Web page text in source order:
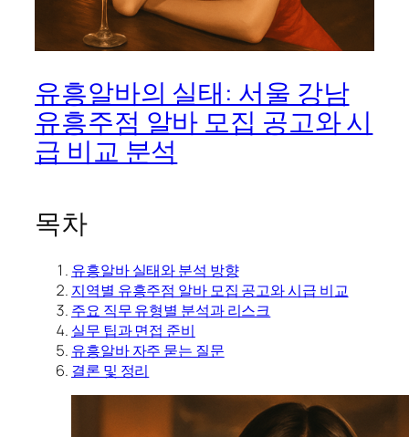
유흥알바의 실태: 서울 강남
유흥주점 알바 모집 공고와 시
급 비교 분석
목차
유흥알바 실태와 분석 방향
지역별 유흥주점 알바 모집 공고와 시급 비교
주요 직무 유형별 분석과 리스크
실무 팁과 면접 준비
유흥알바 자주 묻는 질문
결론 및 정리